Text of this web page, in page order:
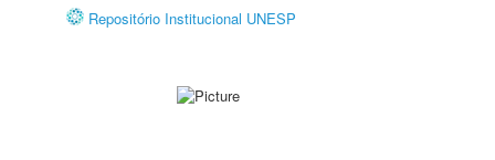
Repositório Institucional UNESP